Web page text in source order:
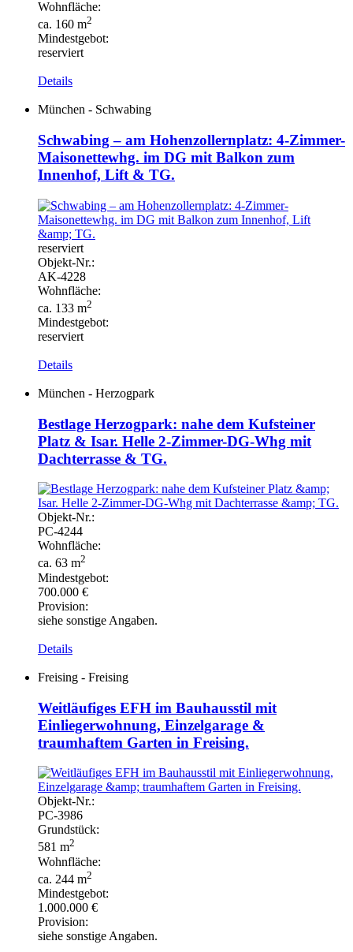
Wohnfläche:
ca. 160 m2
Mindestgebot:
reserviert
Details
München - Schwabing
Schwabing – am Hohenzollernplatz: 4-Zimmer-
Maisonettewhg. im DG mit Balkon zum
Innenhof, Lift & TG.
reserviert
Objekt-Nr.:
AK-4228
Wohnfläche:
ca. 133 m2
Mindestgebot:
reserviert
Details
München - Herzogpark
Bestlage Herzogpark: nahe dem Kufsteiner
Platz & Isar. Helle 2-Zimmer-DG-Whg mit
Dachterrasse & TG.
Objekt-Nr.:
PC-4244
Wohnfläche:
ca. 63 m2
Mindestgebot:
700.000 €
Provision:
siehe sonstige Angaben.
Details
Freising - Freising
Weitläufiges EFH im Bauhausstil mit
Einliegerwohnung, Einzelgarage &
traumhaftem Garten in Freising.
Objekt-Nr.:
PC-3986
Grundstück:
581 m2
Wohnfläche:
ca. 244 m2
Mindestgebot:
1.000.000 €
Provision:
siehe sonstige Angaben.